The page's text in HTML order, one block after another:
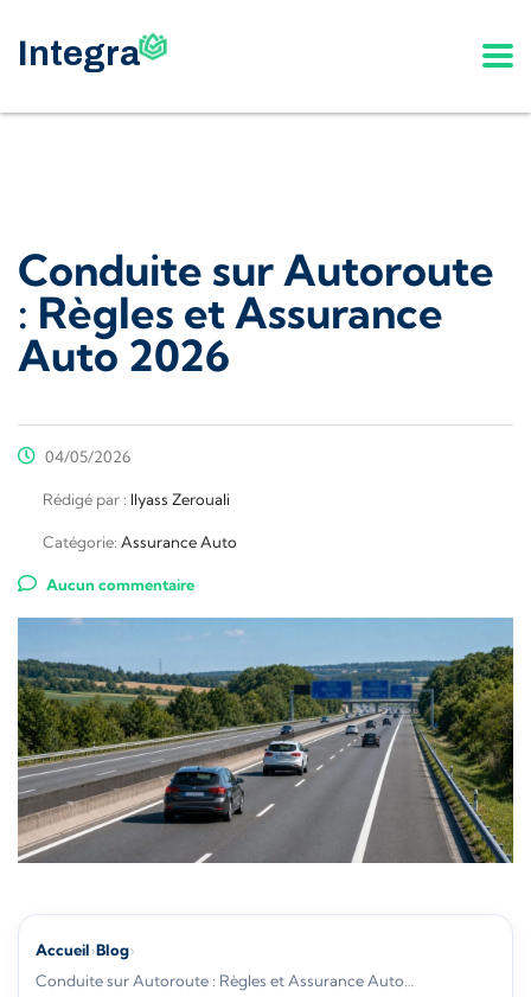
Conduite sur Autoroute
: Règles et Assurance
Auto 2026
04/05/2026
Rédigé par : Ilyass Zerouali
Catégorie: Assurance Auto
Aucun commentaire
Accueil›Blog›
Conduite sur Autoroute : Règles et Assurance Auto…